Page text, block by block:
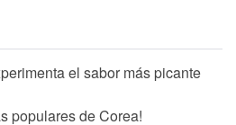
el sabor más picante
populares de Corea!